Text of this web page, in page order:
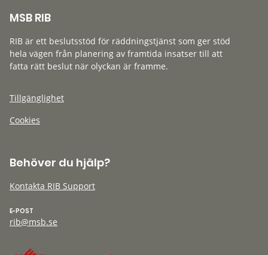
MSB RIB
RIB är ett beslutsstöd för räddningstjänst som ger stöd
hela vägen från planering av framtida insatser till att
fatta rätt beslut när olyckan är framme.
Tillgänglighet
Cookies
Behöver du hjälp?
Kontakta RIB Support
E-POST
rib@msb.se